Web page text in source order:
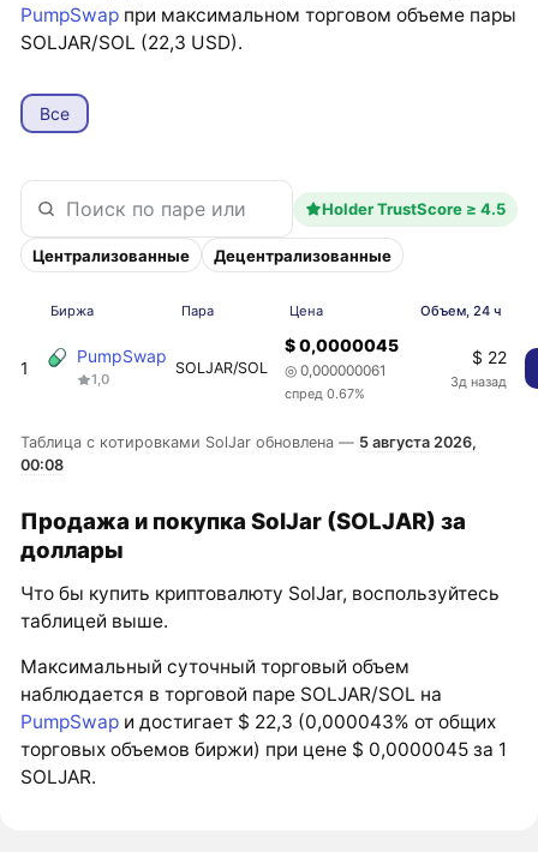
PumpSwap при максимальном торговом объеме пары
SOLJAR/SOL (22,3 USD).
Все
Holder TrustScore ≥ 4.5
Централизованные Децентрализованные
Биржа Пара Цена Объем, 24 ч
1
PumpSwap
1,0
SOLJAR/SOL
$ 0,0000045
◎ 0,000000061
спред 0.67%
$ 22
3д назад
Таблица с котировками SolJar обновлена — 5 августа 2026,
00:08
Продажа и покупка SolJar (SOLJAR) за
доллары
Что бы купить криптовалюту SolJar, воспользуйтесь
таблицей выше.
Максимальный суточный торговый объем
наблюдается в торговой паре SOLJAR/SOL на
PumpSwap и достигает $ 22,3 (0,000043% от общих
торговых объемов биржи) при цене $ 0,0000045 за 1
SOLJAR.